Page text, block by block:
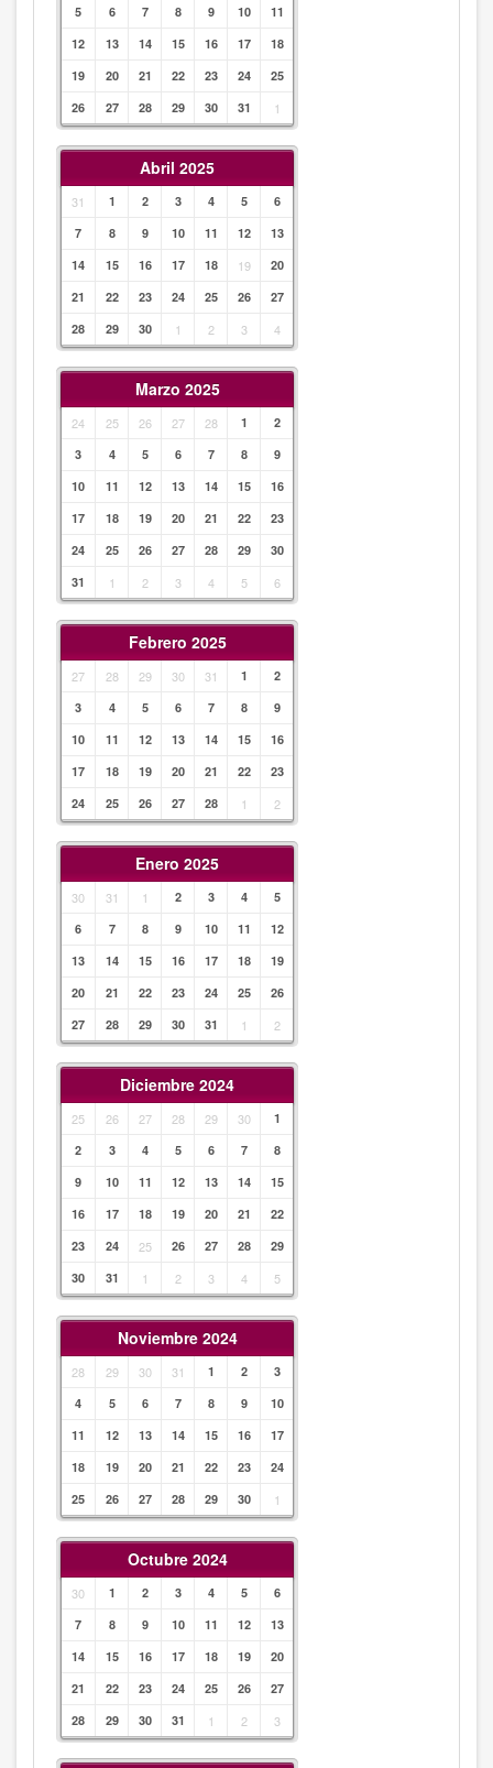
5 6 7 8 9 10
11
12
13 14 15 16 17
18
19
20 21 22 23 24
25
26
27 28 29 30 31 1
Abril 2025
31 1 2 3 4 5
6
7
8 9 10 11 12
13
14
15 16 17 18 19
20
21
22 23 24 25 26
27
28
29 30 1 2 3 4
Marzo 2025
24 25 26 27 28 1
2
3
4 5 6 7 8
9
10
11 12 13 14 15
16
17
18 19 20 21 22
23
24
25 26 27 28 29
30
31
1 2 3 4 5 6
Febrero 2025
27 28 29 30 31 1
2
3
4 5 6 7 8
9
10
11 12 13 14 15
16
17
18 19 20 21 22
23
24
25 26 27 28 1 2
Enero 2025
30 31 1 2 3 4
5
6
7 8 9 10 11
12
13
14 15 16 17 18
19
20
21 22 23 24 25
26
27
28 29 30 31 1 2
Diciembre 2024
25 26 27 28 29 30
1
2
3 4 5 6 7
8
9
10 11 12 13 14
15
16
17 18 19 20 21
22
23
24 25 26 27 28
29
30
31 1 2 3 4 5
Noviembre 2024
28 29 30 31 1 2
3
4
5 6 7 8 9
10
11
12 13 14 15 16
17
18
19 20 21 22 23
24
25
26 27 28 29 30 1
Octubre 2024
30 1 2 3 4 5
6
7
8 9 10 11 12
13
14
15 16 17 18 19
20
21
22 23 24 25 26
27
28
29 30 31 1 2 3